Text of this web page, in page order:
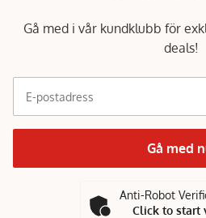
Gå med i vår kundklubb för
deals!
E-postadress
Gå med
Anti-Robot
Click to start